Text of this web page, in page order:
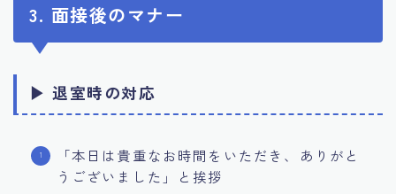
3. 面接後のマナー
▶ 退室時の対応
「本日は貴重なお時間をいただき、ありがと
うございました」と挨拶